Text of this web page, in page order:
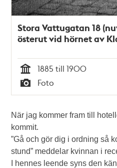
Stora Vattugatan 18
österut vid hörnet av
Tid
1885 till 1900
Typ
Foto
När jag kommer fram till
kommit.
”Gå och gör dig i ordning så
stund” meddelar kvinnan i
I hennes leende syns den